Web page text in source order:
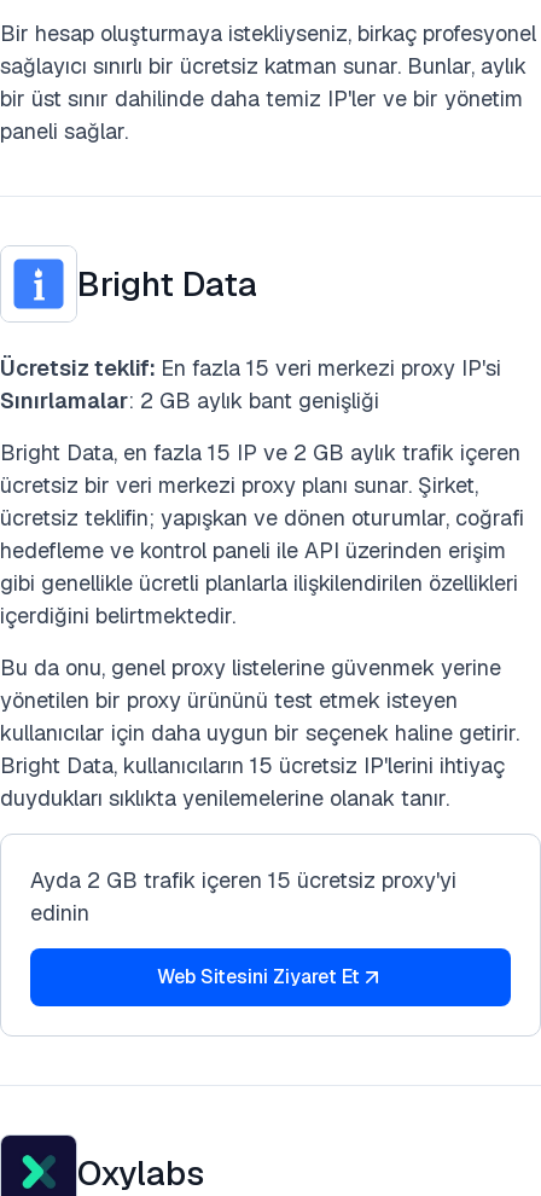
Bir hesap oluşturmaya istekliyseniz, birkaç profesyonel
sağlayıcı sınırlı bir ücretsiz katman sunar. Bunlar, aylık
bir üst sınır dahilinde daha temiz IP'ler ve bir yönetim
paneli sağlar.
Bright Data
Ücretsiz teklif: En fazla 15 veri merkezi proxy IP'si
Sınırlamalar: 2 GB aylık bant genişliği
Bright Data, en fazla 15 IP ve 2 GB aylık trafik içeren
ücretsiz bir veri merkezi proxy planı sunar. Şirket,
ücretsiz teklifin; yapışkan ve dönen oturumlar, coğrafi
hedefleme ve kontrol paneli ile API üzerinden erişim
gibi genellikle ücretli planlarla ilişkilendirilen özellikleri
içerdiğini belirtmektedir.
Bu da onu, genel proxy listelerine güvenmek yerine
yönetilen bir proxy ürününü test etmek isteyen
kullanıcılar için daha uygun bir seçenek haline getirir.
Bright Data, kullanıcıların 15 ücretsiz IP'lerini ihtiyaç
duydukları sıklıkta yenilemelerine olanak tanır.
Ayda 2 GB trafik içeren 15 ücretsiz proxy'yi
edinin
Web Sitesini Ziyaret Et
Oxylabs